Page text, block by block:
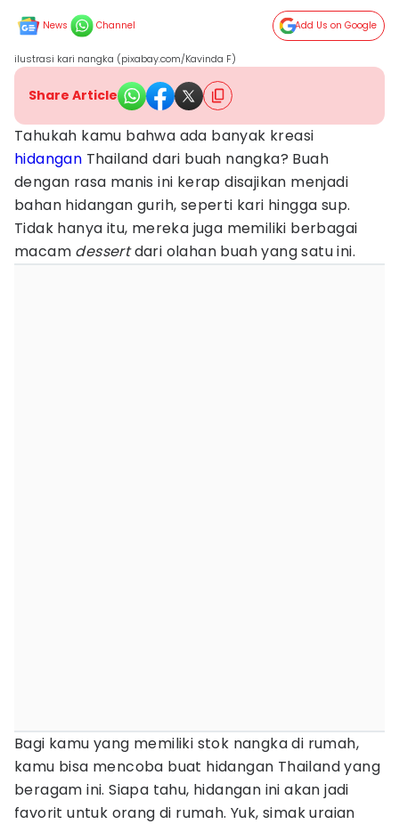
News Channel Add Us on Google
ilustrasi kari nangka (pixabay.com/Kavinda F)
Share Article
Tahukah kamu bahwa ada banyak kreasi
hidangan Thailand dari buah nangka? Buah
dengan rasa manis ini kerap disajikan menjadi
bahan hidangan gurih, seperti kari hingga sup.
Tidak hanya itu, mereka juga memiliki berbagai
macam dessertdari olahan buah yang satu ini.
Bagi kamu yang memiliki stok nangka di rumah,
kamu bisa mencoba buat hidangan Thailand yang
beragam ini. Siapa tahu, hidangan ini akan jadi
favorit untuk orang di rumah. Yuk, simak uraian